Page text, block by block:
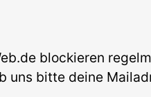
blockieren
uns bitte deine